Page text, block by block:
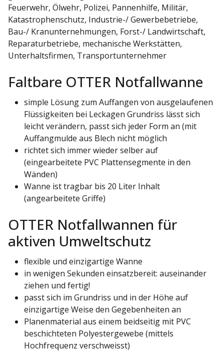
Feuerwehr, Ölwehr, Polizei, Pannenhilfe, Militär,
Katastrophenschutz, Industrie-/ Gewerbebetriebe,
Bau-/ Kranunternehmungen, Forst-/ Landwirtschaft,
Reparaturbetriebe, mechanische Werkstätten,
Unterhaltsfirmen, Transportunternehmer
Faltbare OTTER Notfallwanne
simple Lösung zum Auffangen von ausgelaufenen
Flüssigkeiten bei Leckagen Grundriss lässt sich
leicht verändern, passt sich jeder Form an (mit
Auffangmulde aus Blech nicht möglich
richtet sich immer wieder selber auf
(eingearbeitete PVC Plattensegmente in den
Wänden)
Wanne ist tragbar bis 20 Liter Inhalt
(angearbeitete Griffe)
OTTER Notfallwannen für
aktiven Umweltschutz
flexible und einzigartige Wanne
in wenigen Sekunden einsatzbereit: auseinander
ziehen und fertig!
passt sich im Grundriss und in der Höhe auf
einzigartige Weise den Gegebenheiten an
Planenmaterial aus einem beidseitig mit PVC
beschichteten Polyestergewebe (mittels
Hochfrequenz verschweisst)